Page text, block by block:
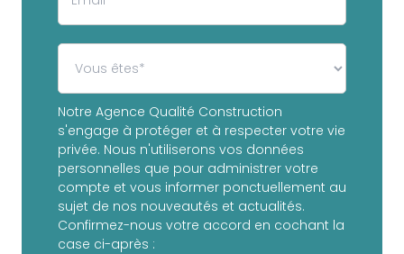
Notre Agence Qualité Construction
s'engage à protéger et à respecter votre vie
privée. Nous n'utiliserons vos données
personnelles que pour administrer votre
compte et vous informer ponctuellement au
sujet de nos nouveautés et actualités.
Confirmez-nous votre accord en cochant la
case ci-après :